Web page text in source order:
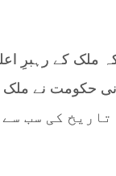
ملک کے رہبرِ
کی سب